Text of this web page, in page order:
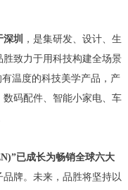
圳
，是集研发、设计、生
致力于用科技构建全场景
温度的科技美学产品，产
码配件、智能小家电、车
已成长为畅销全球六大
品牌。未来，品胜将坚持以